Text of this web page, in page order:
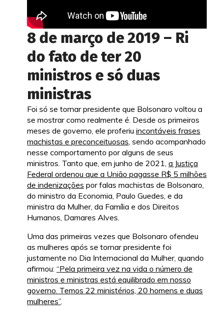
8 de março de 2019 – Ri
do fato de ter 20
ministros e só duas
ministras
Foi só se tornar presidente que Bolsonaro voltou a
se mostrar como realmente é. Desde os primeiros
meses de governo, ele proferiu incontáveis frases
machistas e preconceituosas , sendo acompanhado
nesse comportamento por alguns de seus
ministros. Tanto que, em junho de 2021, a Justiça
Federal ordenou que a União pagasse R$ 5 milhões
de indenizações por falas machistas de Bolsonaro,
do ministro da Economia, Paulo Guedes, e da
ministra da Mulher, da Família e dos Direitos
Humanos, Damares Alves.
Uma das primeiras vezes que Bolsonaro ofendeu
as mulheres após se tornar presidente foi
justamente no Dia Internacional da Mulher, quando
afirmou: “Pela primeira vez na vida o número de
ministros e ministras está equilibrado em nosso
governo. Temos 22 ministérios, 20 homens e duas
mulheres”